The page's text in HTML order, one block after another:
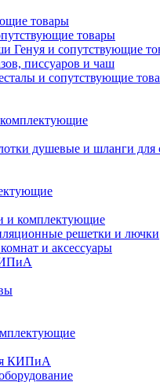
товары
товары
Генуя и сопутствующие
писсуаров и чаш
и сопутствующие
душевые и шланги для
и комплектующие
решетки и лючки
и аксессуары
КИПиА